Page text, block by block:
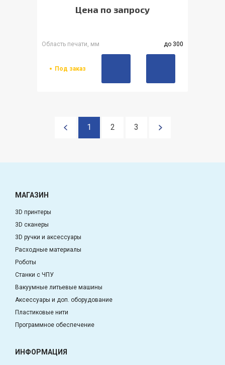
Цена по запросу
Область печати, мм до 300
Под заказ
1 2 3
МАГАЗИН
3D принтеры
3D сканеры
3D ручки и аксессуары
Расходные материалы
Роботы
Станки с ЧПУ
Вакуумные литьевые машины
Аксессуары и доп. оборудование
Пластиковые нити
Программное обеспечение
ИНФОРМАЦИЯ